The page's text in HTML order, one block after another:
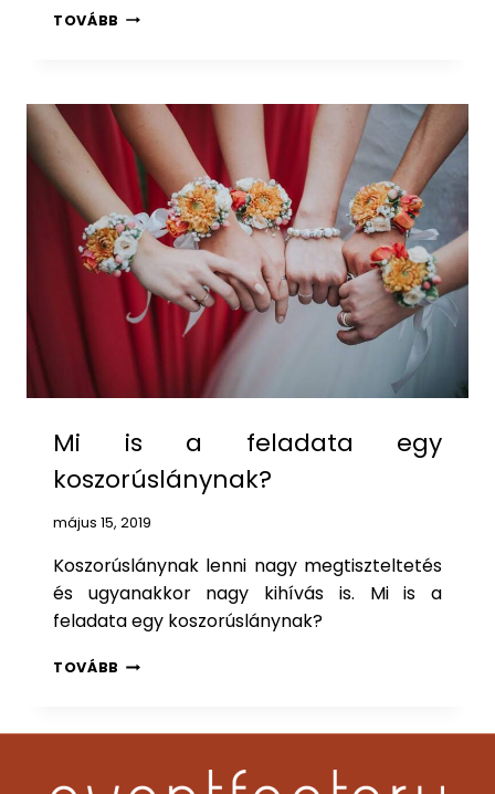
TOVÁBB Ö
A
N
Y
,
Ö
R
Ö
M
A
P
R
E
P
Mi is a feladata egy
koszorúslánynak?
május 15, 2019
Koszorúslánynak lenni nagy megtiszteltetés
és ugyanakkor nagy kihívás is. Mi is a
feladata egy koszorúslánynak?
TOVÁBB M